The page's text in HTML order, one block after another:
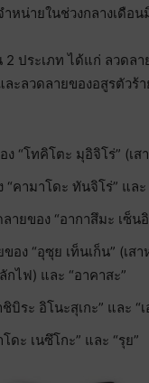
ำหน่ายในช่วงกลางเดือ
ประเภท ได้แก่ ลวดล
ละลวดลายของอสูรตัวร้
“โทคิโตะ มุอิจิโร่” (เส
คามาโดะ ทันจิโร่” แล
ยของ “อากาสึมะ เซ็น
ง “อุซุย เท็นเก็น” (เส
กไฟ) และ “อาคาสะ”
ระ อิโนะสุเกะ” และ “
ะ เนซึโกะ” และ “รุย”